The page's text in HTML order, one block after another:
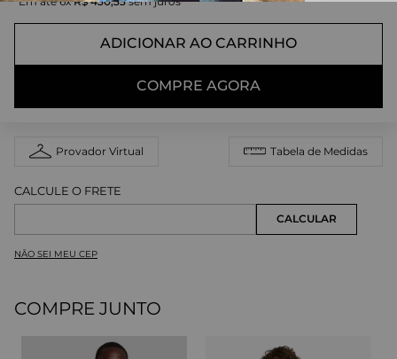
ADICIONAR AO CARRINHO
COMPRE AGORA
Provador Virtual Tabela de Medidas
NÃO SEI MEU CEP
COMPRE JUNTO